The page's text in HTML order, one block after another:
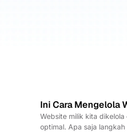
Ini Cara Mengelola
Website milik kita
optimal. Apa saja